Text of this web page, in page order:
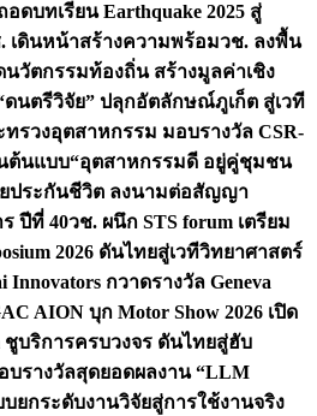
อดบทเรียน Earthquake 2025 สู่
. เดินหน้าสร้างความพร้อมวช. ลงพื้น
วัตกรรมท้องถิ่น สร้างมูลค่าเชิง
ดนตรีวิจัย” ปลุกอัตลักษณ์ภูเก็ต สู่เวที
ทรวงอุตสาหกรรม มอบรางวัล CSR-
นต้นแบบ“อุตสาหกรรมดี อยู่คู่ชุมชน
ประกันชีวิต ลงนามต่อสัญญา
ปีที่ 40วช. ผนึก STS forum เตรียม
2026 ดันไทยสู่เวทีวิทยาศาสตร์
กวาดรางวัล Geneva
AION บุก Motor Show 2026 เปิด
ชูบริการครบวงจร ดันไทยสู่ฮับ
บรางวัลสุดยอดผลงาน “LLM
ยกระดับงานวิจัยสู่การใช้งานจริง